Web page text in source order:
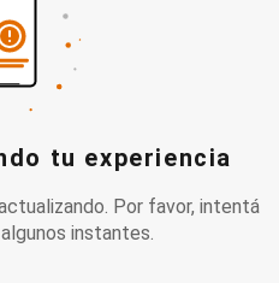
tu experiencia
Por favor, intentá
instantes.